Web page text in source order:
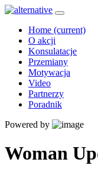
Home (current)
O akcji
Konsulatacje
Przemiany
Motywacja
Video
Partnerzy
Poradnik
Powered by
Woman